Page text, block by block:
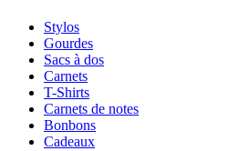
Stylos
Gourdes
Sacs à dos
Carnets
T-Shirts
Carnets de notes
Bonbons
Cadeaux